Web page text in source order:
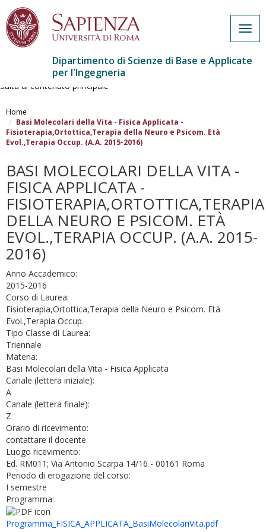
Salta al contenuto principale
Dipartimento di Scienze di Base e Applicate
per l'Ingegneria
Home
Basi Molecolari della Vita - Fisica Applicata -
Fisioterapia,Ortottica,Terapia della Neuro e Psicom. Età
Evol.,Terapia Occup. (A.A. 2015-2016)
BASI MOLECOLARI DELLA VITA -
FISICA APPLICATA -
FISIOTERAPIA,ORTOTTICA,TERAPIA
DELLA NEURO E PSICOM. ETÀ
EVOL.,TERAPIA OCCUP. (A.A. 2015-
2016)
Anno Accademico:
2015-2016
Corso di Laurea:
Fisioterapia,Ortottica,Terapia della Neuro e Psicom. Età
Evol.,Terapia Occup.
Tipo Classe di Laurea:
Triennale
Materia:
Basi Molecolari della Vita - Fisica Applicata
Canale (lettera iniziale):
A
Canale (lettera finale):
Z
Orario di ricevimento:
contattare il docente
Luogo ricevimento:
Ed. RM011; Via Antonio Scarpa 14/16 - 00161 Roma
Periodo di erogazione del corso:
I semestre
Programma:
Programma_FISICA_APPLICATA_BasiMolecolariVita.pdf